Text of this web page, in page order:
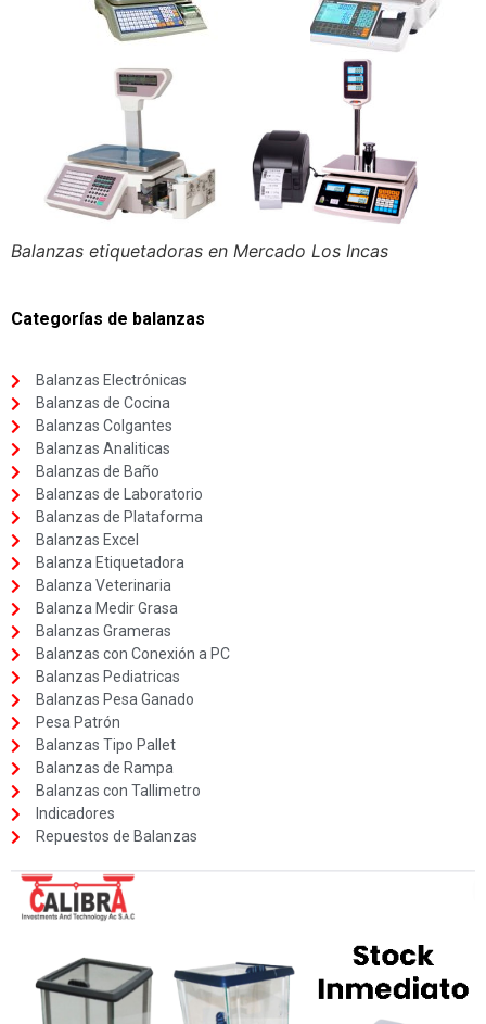
Balanzas etiquetadoras en Mercado Los Incas
Categorías de balanzas
Balanzas Electrónicas
Balanzas de Cocina
Balanzas Colgantes
Balanzas Analiticas
Balanzas de Baño
Balanzas de Laboratorio
Balanzas de Plataforma
Balanzas Excel
Balanza Etiquetadora
Balanza Veterinaria
Balanza Medir Grasa
Balanzas Grameras
Balanzas con Conexión a PC
Balanzas Pediatricas
Balanzas Pesa Ganado
Pesa Patrón
Balanzas Tipo Pallet
Balanzas de Rampa
Balanzas con Tallimetro
Indicadores
Repuestos de Balanzas